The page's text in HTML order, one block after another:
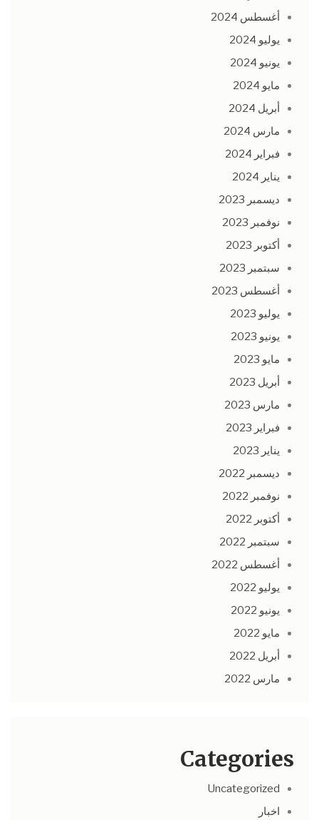
أغسطس 2024
يوليو 2024
يونيو 2024
مايو 2024
أبريل 2024
مارس 2024
فبراير 2024
يناير 2024
ديسمبر 2023
نوفمبر 2023
أكتوبر 2023
سبتمبر 2023
أغسطس 2023
يوليو 2023
يونيو 2023
مايو 2023
أبريل 2023
مارس 2023
فبراير 2023
يناير 2023
ديسمبر 2022
نوفمبر 2022
أكتوبر 2022
سبتمبر 2022
أغسطس 2022
يوليو 2022
يونيو 2022
مايو 2022
أبريل 2022
مارس 2022
Categories
Uncategorized
اخبار